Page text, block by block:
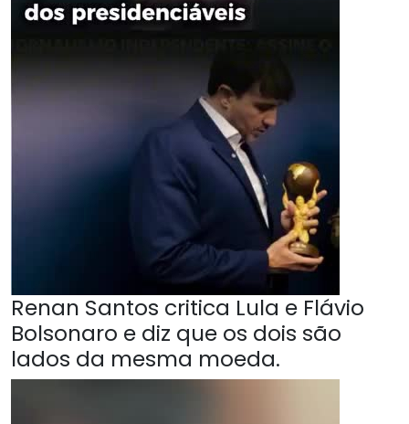
Renan Santos critica Lula e Flávio
Bolsonaro e diz que os dois são
lados da mesma moeda.